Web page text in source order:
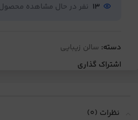
13 نفر در حال مشاهده
دسته: سالن زیبایی
اشتراک گذاری
نظرات (0)